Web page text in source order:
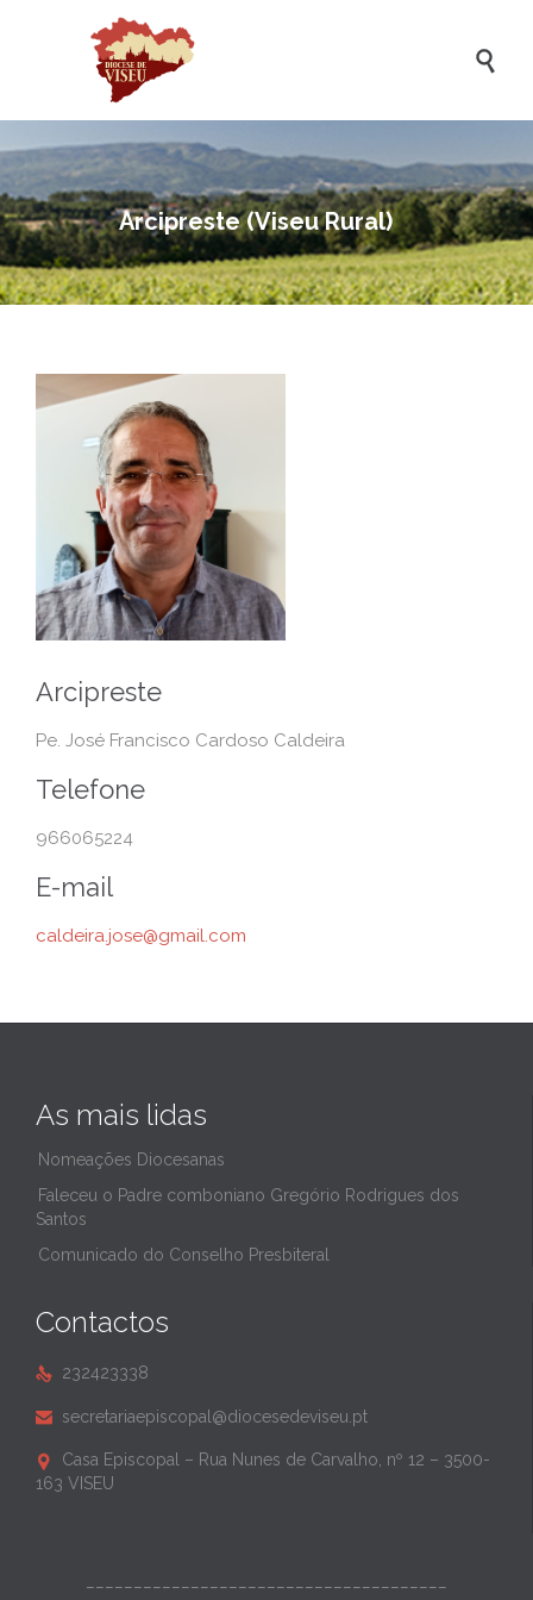

Arcipreste (Viseu Rural)
Arcipreste
Pe. José Francisco Cardoso Caldeira
Telefone
966065224
E-mail
caldeira.jose@gmail.com
As mais lidas
Nomeações Diocesanas
Faleceu o Padre comboniano Gregório Rodrigues dos
Santos
Comunicado do Conselho Presbiteral
Contactos
 232423338
 secretariaepiscopal@diocesedeviseu.pt

Casa Episcopal – Rua Nunes de Carvalho, nº 12 – 3500-
163 VISEU